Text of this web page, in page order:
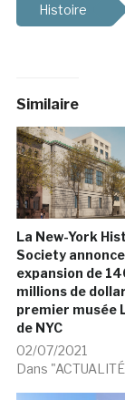
Histoire
Similaire
La New-York
Society
expansion de
millions de
premier musée
de NYC
02/07/2021
Dans